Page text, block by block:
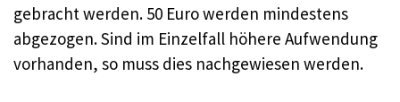
gebracht werden. 50 Euro werden mindestens
abgezogen. Sind im Einzelfall höhere Aufwendung
vorhanden, so muss dies nachgewiesen werden.